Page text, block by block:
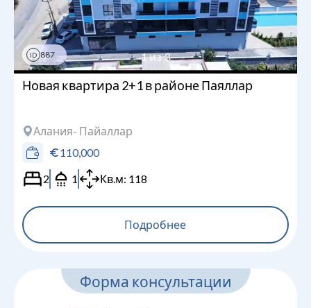
ID 887 1из3
Новая квартира 2+1 в районе Паяллар
Алания- Пайаллар
110,000
2
1 Кв.м: 118
Подробнее
Форма консультации